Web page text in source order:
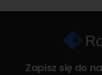
Zapisz się do